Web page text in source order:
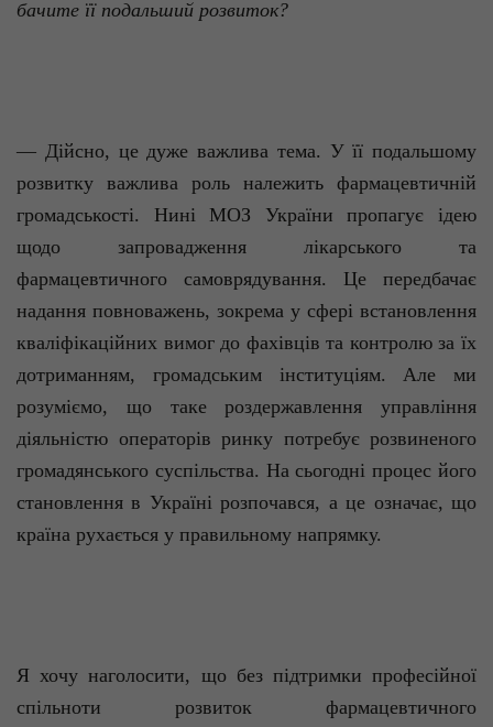
бачите її подальший розвиток?
— Дійсно, це дуже важлива тема. У її подальшому
розвитку важлива роль належить фармацевтичній
громадськості. Нині МОЗ України пропагує ідею
щодо запровадження лікарського та
фармацевтичного самоврядування. Це передбачає
надання повноважень, зокрема у сфері встановлення
кваліфікаційних вимог до фахівців та контролю за їх
дотриманням, громадським інституціям. Але ми
розуміємо, що таке роздержавлення управління
діяльністю операторів ринку потребує розвиненого
громадянського суспільства. На сьогодні процес його
становлення в Україні розпочався, а це означає, що
країна рухається у правильному напрямку.
Я хочу наголосити, що без підтримки професійної
спільноти розвиток фармацевтичного